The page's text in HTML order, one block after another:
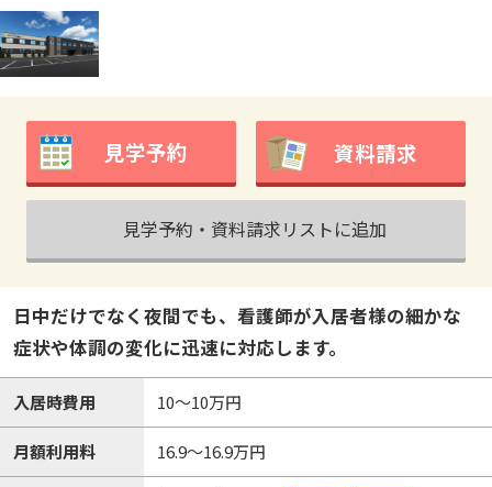
見学予約 資料請求
見学予約・資料請求リストに追加
日中だけでなく夜間でも、看護師が入居者様の細かな
症状や体調の変化に迅速に対応します。
入居時費用 10～10万円
月額利用料 16.9～16.9万円